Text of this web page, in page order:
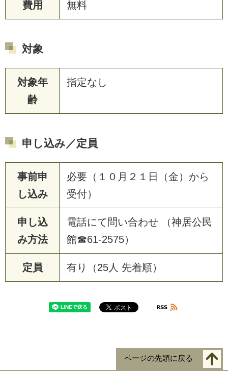
費用 無料
対象
対象年
齢
指定なし
申し込み／定員
事前申
し込み
必要（１０月２１日（金）から
受付）
申し込
み方法
電話にて問い合わせ （神居公民
館☎61-2575）
定員 有り（25人 先着順）
ページの先頭に戻る